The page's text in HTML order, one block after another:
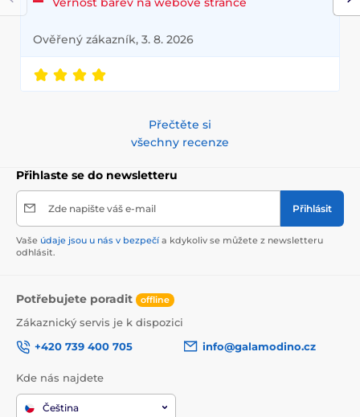
Ověřený zákazník, 3. 8. 2026
Přečtěte si
všechny recenze
Přihlaste se do newsletteru
Zde napište váš e-mail Přihlásit
Vaše údaje jsou u nás v bezpečí a kdykoliv se můžete z newsletteru
odhlásit.
Potřebujete poradit offline
Zákaznický servis je k dispozici
+420 739 400 705
info@galamodino.cz
Kde nás najdete
Čeština